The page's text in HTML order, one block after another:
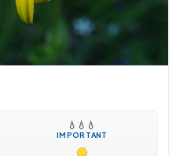
💧 💧 💧
IMPORTANT